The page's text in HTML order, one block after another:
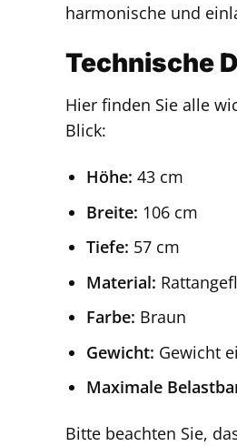
harmonische und
Technische
Hier finden Sie alle
Blick:
Höhe: 43 cm
Breite: 106 cm
Tiefe: 57 cm
Material:
Farbe: Braun
Gewicht: Gewicht
Maximale
Bitte beachten Sie,